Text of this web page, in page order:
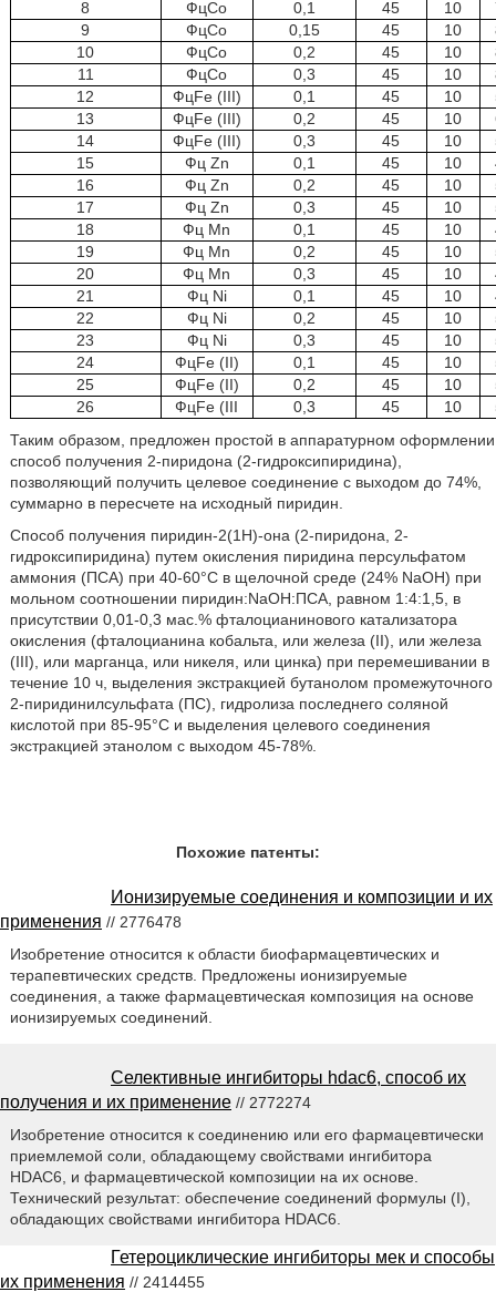
8 ФцСо 0,1 45 10
9
ФцСо 0,15 45 10
10
ФцСо 0,2 45 10
11
ФцСо 0,3 45 10
12
ФцFe (III) 0,1 45 10
13
ФцFe (III) 0,2 45 10
14
ФцFe (III) 0,3 45 10
15
Фц Zn 0,1 45 10
16
Фц Zn 0,2 45 10
17
Фц Zn 0,3 45 10
18
Фц Mn 0,1 45 10
19
Фц Mn 0,2 45 10
20
Фц Mn 0,3 45 10
21
Фц Ni 0,1 45 10
22
Фц Ni 0,2 45 10
23
Фц Ni 0,3 45 10
24
ФцFe (II) 0,1 45 10
25
ФцFe (II) 0,2 45 10
26
ФцFe (III 0,3 45 10
Таким образом, предложен простой в аппаратурном оформлении
способ получения 2-пиридона (2-гидроксипиридина),
позволяющий получить целевое соединение с выходом до 74%,
суммарно в пересчете на исходный пиридин.
Способ получения пиридин-2(1Н)-она (2-пиридона, 2-
гидроксипиридина) путем окисления пиридина персульфатом
аммония (ПСА) при 40-60°С в щелочной среде (24% NaOH) при
мольном соотношении пиридин:NaOH:ПСА, равном 1:4:1,5, в
присутствии 0,01-0,3 мас.% фталоцианинового катализатора
окисления (фталоцианина кобальта, или железа (II), или железа
(III), или марганца, или никеля, или цинка) при перемешивании в
течение 10 ч, выделения экстракцией бутанолом промежуточного
2-пиридинилсульфата (ПС), гидролиза последнего соляной
кислотой при 85-95°С и выделения целевого соединения
экстракцией этанолом с выходом 45-78%.
Похожие патенты:
Ионизируемые соединения и композиции и их
применения // 2776478
Изобретение относится к области биофармацевтических и
терапевтических средств. Предложены ионизируемые
соединения, а также фармацевтическая композиция на основе
ионизируемых соединений.
Селективные ингибиторы hdac6, способ их
получения и их применение // 2772274
Изобретение относится к соединению или его фармацевтически
приемлемой соли, обладающему свойствами ингибитора
HDAC6, и фармацевтической композиции на их основе.
Технический результат: обеспечение соединений формулы (I),
обладающих свойствами ингибитора HDAC6.
Гетероциклические ингибиторы мек и способы
их применения // 2414455